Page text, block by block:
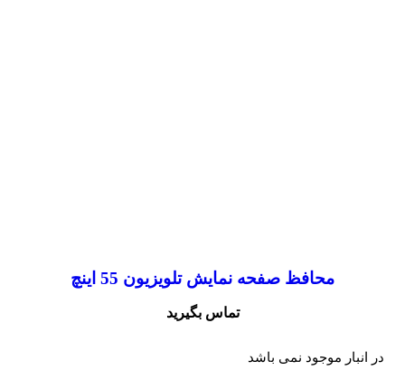
محافظ صفحه نمایش تلویزیون 55 اینچ
تماس بگیرید
در انبار موجود نمی باشد